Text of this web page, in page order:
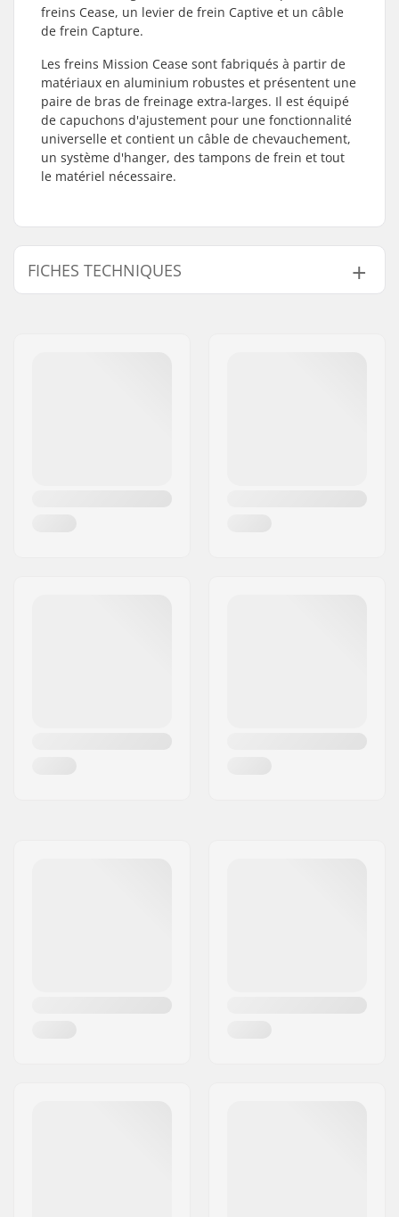
freins Cease, un levier de frein Captive et un câble
de frein Capture.
Les freins Mission Cease sont fabriqués à partir de
matériaux en aluminium robustes et présentent une
paire de bras de freinage extra-larges. Il est équipé
de capuchons d'ajustement pour une fonctionnalité
universelle et contient un câble de chevauchement,
un système d'hanger, des tampons de frein et tout
le matériel nécessaire.
FICHES TECHNIQUES